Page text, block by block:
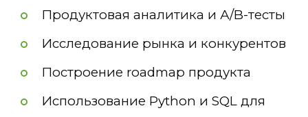
Продуктовая аналитика и А/B-тесты
Исследование рынка и конкурентов
Построение roadmap продукта
Использование Python и SQL для